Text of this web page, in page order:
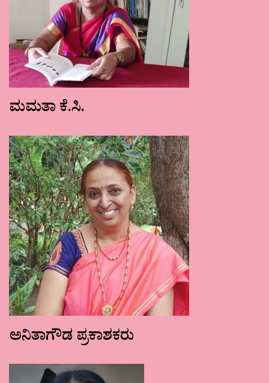
ಮಮತಾ ಕೆ.ಸಿ.
ಅನಿತಾಗೌಡ ಪ್ರಕಾಶಕರು